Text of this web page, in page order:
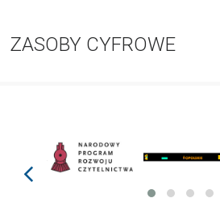
ZASOBY CYFROWE
prev